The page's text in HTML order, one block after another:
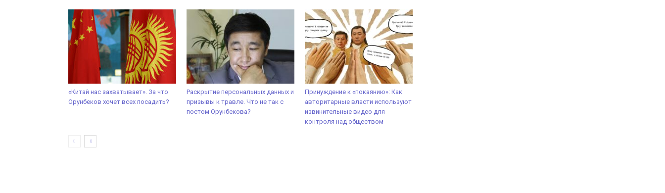
«Китай нас захватывает». За что
Орунбеков хочет всех посадить?
Раскрытие персональных данных и
призывы к травле. Что не так с
постом Орунбекова?
Принуждение к «покаянию»: Как
авторитарные власти используют
извинительные видео для
контроля над обществом